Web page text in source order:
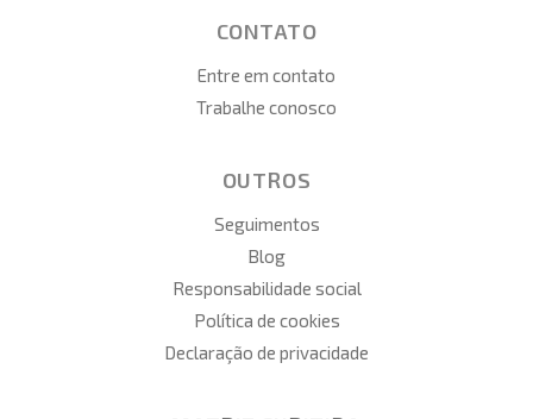
CONTATO
Entre em contato
Trabalhe conosco
OUTROS
Seguimentos
Blog
Responsabilidade social
Política de cookies
Declaração de privacidade